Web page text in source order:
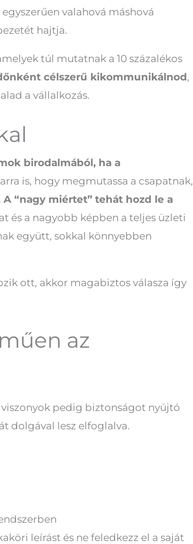
valahová máshová
hajtja.
túl mutatnak a 10 százalékos
célszerű kikommunikálnod,
a vállalkozás.
birodalmából, ha a
is, hogy megmutassa a csapatnak,
A “nagy miértet” tehát hozd le a
és a nagyobb képben a teljes üzleti
együtt, sokkal könnyebben
ott, akkor magabiztos válasza így
az
viszonyok pedig biztonságot nyújtó
dolgával lesz elfoglalva.
leírást és ne feledkezz el a saját